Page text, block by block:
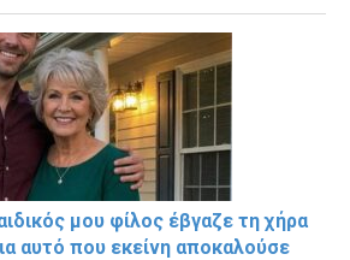
μου φίλος έβγαζε τη χήρα
αυτό που εκείνη αποκαλούσε